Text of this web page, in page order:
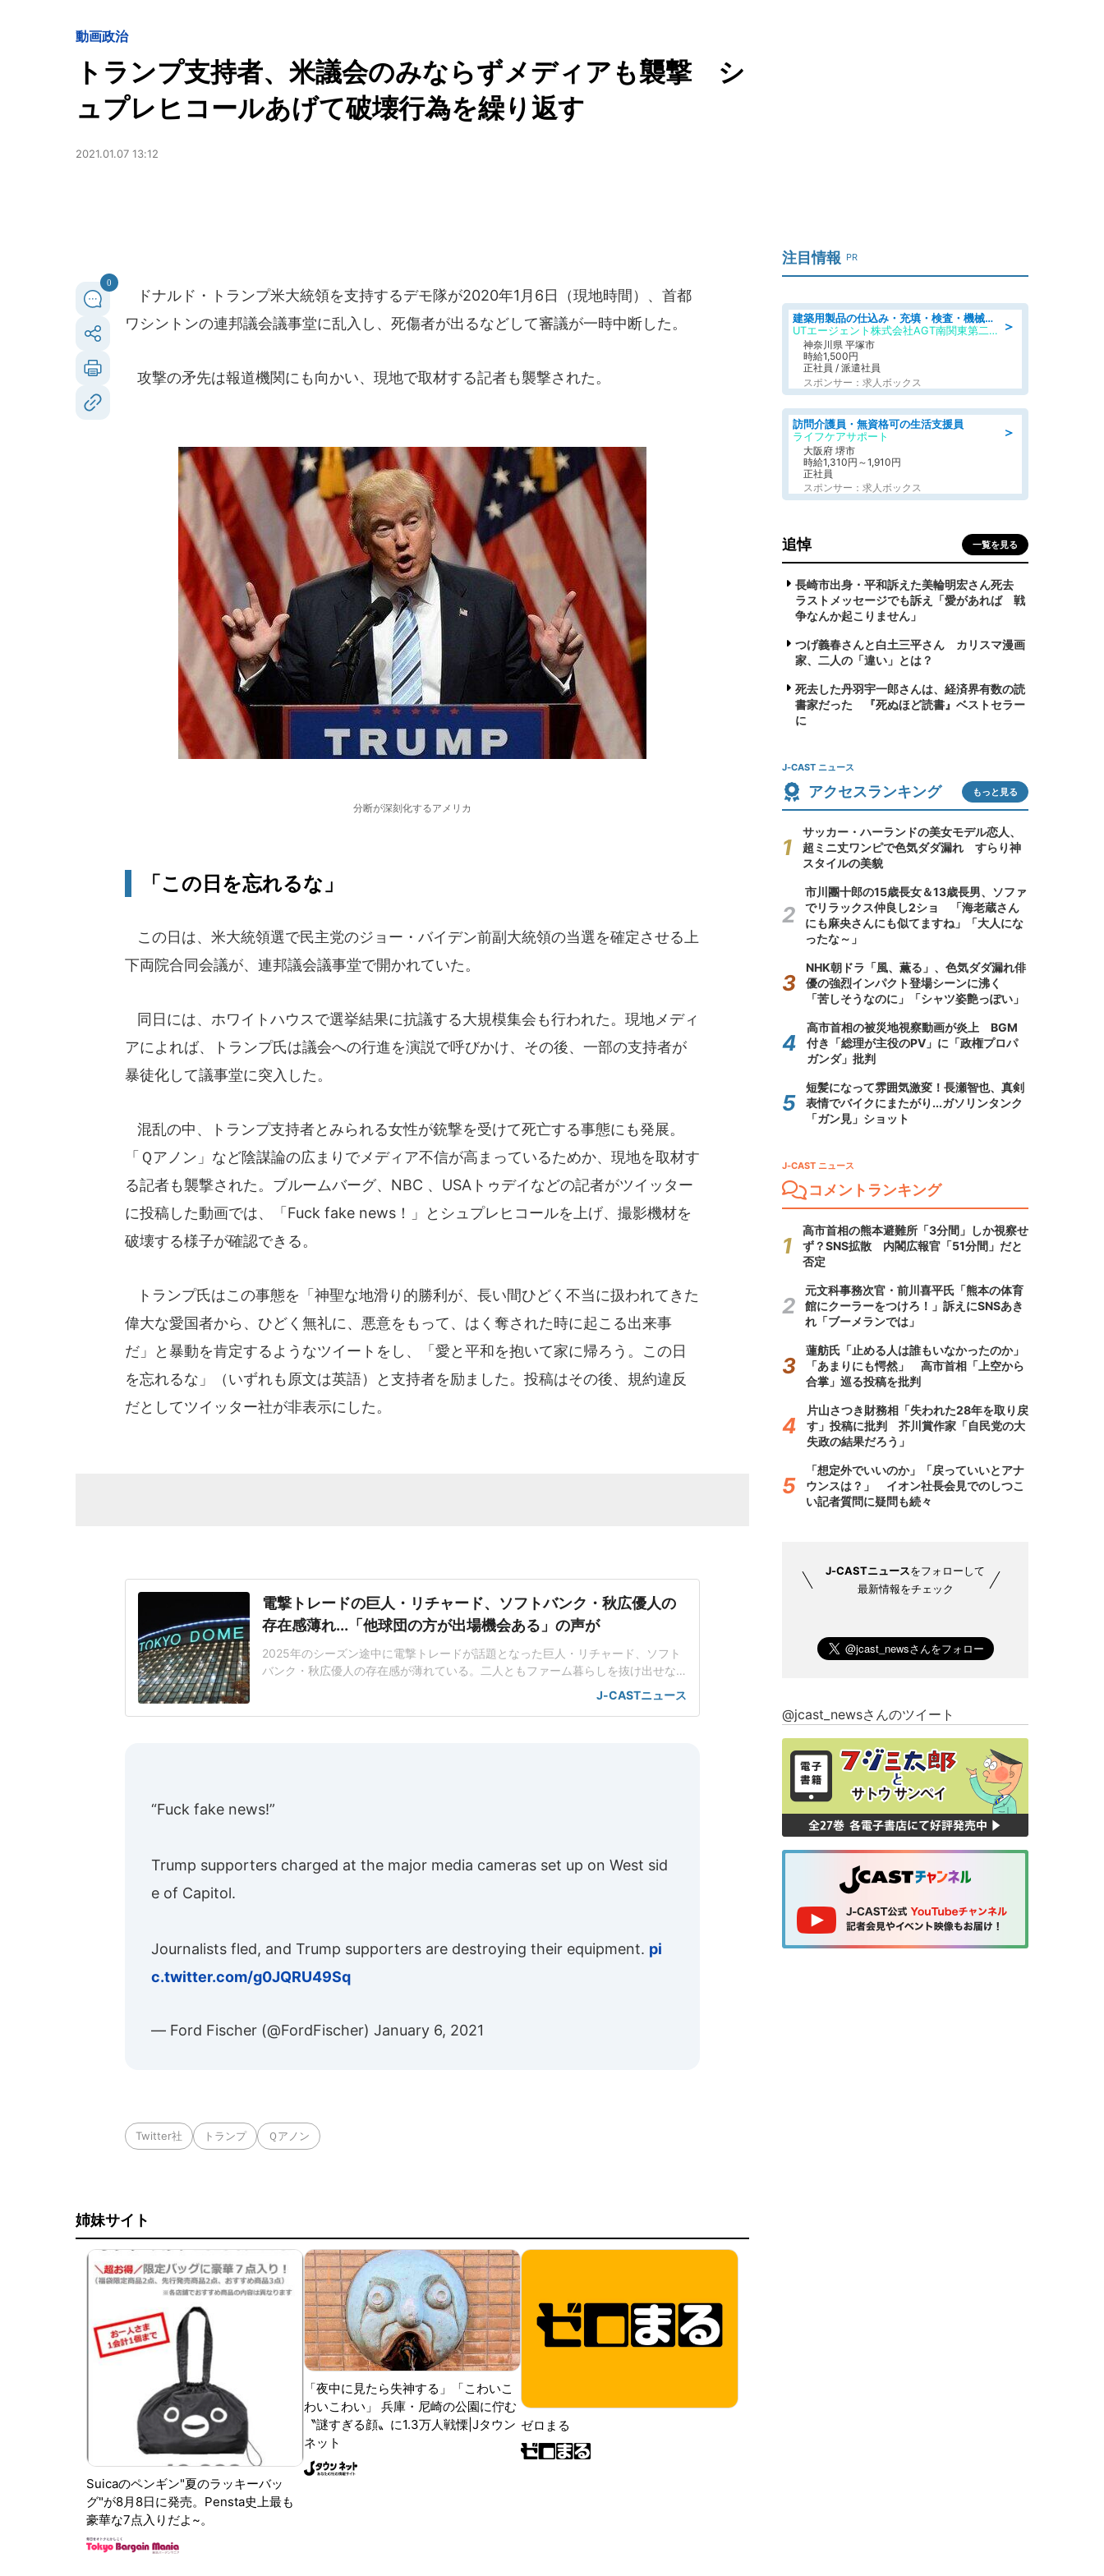
動画政治
トランプ支持者、米議会のみならずメディアも襲撃 シ
ュプレヒコールあげて破壊行為を繰り返す
2021.01.07 13:12
0
ドナルド・トランプ米大統領を支持するデモ隊が2020年1月6日（現地時間）、首都
ワシントンの連邦議会議事堂に乱入し、死傷者が出るなどして審議が一時中断した。
攻撃の矛先は報道機関にも向かい、現地で取材する記者も襲撃された。
分断が深刻化するアメリカ
「この日を忘れるな」
この日は、米大統領選で民主党のジョー・バイデン前副大統領の当選を確定させる上
下両院合同会議が、連邦議会議事堂で開かれていた。
同日には、ホワイトハウスで選挙結果に抗議する大規模集会も行われた。現地メディ
アによれば、トランプ氏は議会への行進を演説で呼びかけ、その後、一部の支持者が
暴徒化して議事堂に突入した。
混乱の中、トランプ支持者とみられる女性が銃撃を受けて死亡する事態にも発展。
「Ｑアノン」など陰謀論の広まりでメディア不信が高まっているためか、現地を取材す
る記者も襲撃された。ブルームバーグ、NBC 、USAトゥデイなどの記者がツイッター
に投稿した動画では、「Fuck fake news！」とシュプレヒコールを上げ、撮影機材を
破壊する様子が確認できる。
トランプ氏はこの事態を「神聖な地滑り的勝利が、長い間ひどく不当に扱われてきた
偉大な愛国者から、ひどく無礼に、悪意をもって、はく奪された時に起こる出来事
だ」と暴動を肯定するようなツイートをし、「愛と平和を抱いて家に帰ろう。この日
を忘れるな」（いずれも原文は英語）と支持者を励ました。投稿はその後、規約違反
だとしてツイッター社が非表示にした。
電撃トレードの巨人・リチャード、ソフトバンク・秋広優人の
存在感薄れ...「他球団の方が出場機会ある」の声が
2025年のシーズン途中に電撃トレードが話題となった巨人・リチャード、ソフト
バンク・秋広優人の存在感が薄れている。二人ともファーム暮らしを抜け出せな
いリチャードはソフトバンク在籍時にウエスタン・リーグで5年連続本塁打王に輝
いた長打力を評価され、秋広優人、大江竜聖と2対1のトレードで25年5月に巨人に
J-CASTニュース
“Fuck fake news!”
Trump supporters charged at the major media cameras set up on West sid
e of Capitol.
Journalists fled, and Trump supporters are destroying their equipment. pi
c.twitter.com/g0JQRU49Sq
— Ford Fischer (@FordFischer) January 6, 2021
Twitter社 トランプ Ｑアノン
姉妹サイト
Suicaのペンギン"夏のラッキーバッ
グ"が8月8日に発売。Pensta史上最も
豪華な7点入りだよ~。
「夜中に見たら失神する」「こわいこ
わいこわい」 兵庫・尼崎の公園に佇む
〝謎すぎる顔〟に1.3万人戦慄|Jタウン
ネット
ゼロまる
注目情報 PR
＞
建築用製品の仕込み・充填・検査・機械操作/寮完備/日払い/工場・製造
UTエージェント株式会社AGT南関東第二CU
神奈川県 平塚市
時給1,500円
正社員 / 派遣社員
スポンサー：求人ボックス
＞
訪問介護員・無資格可の生活支援員
ライフケアサポート
大阪府 堺市
時給1,310円～1,910円
正社員
スポンサー：求人ボックス
追悼 一覧を見る
長崎市出身・平和訴えた美輪明宏さん死去
ラストメッセージでも訴え「愛があれば 戦
争なんか起こりません」
つげ義春さんと白土三平さん カリスマ漫画
家、二人の「違い」とは？
死去した丹羽宇一郎さんは、経済界有数の読
書家だった 『死ぬほど読書』ベストセラー
に
J-CAST ニュース
アクセスランキング もっと見る
サッカー・ハーランドの美女モデル恋人、
超ミニ丈ワンピで色気ダダ漏れ すらり神
スタイルの美貌
市川團十郎の15歳長女＆13歳長男、ソファ
でリラックス仲良し2ショ 「海老蔵さん
にも麻央さんにも似てますね」「大人にな
ったな～」
NHK朝ドラ「風、薫る」、色気ダダ漏れ俳
優の強烈インパクト登場シーンに沸く
「苦しそうなのに」「シャツ姿艶っぽい」
高市首相の被災地視察動画が炎上 BGM
付き「総理が主役のPV」に「政権プロパ
ガンダ」批判
短髪になって雰囲気激変！長瀬智也、真剣
表情でバイクにまたがり...ガソリンタンク
「ガン見」ショット
J-CAST ニュース
コメントランキング
高市首相の熊本避難所「3分間」しか視察せ
ず？SNS拡散 内閣広報官「51分間」だと
否定
元文科事務次官・前川喜平氏「熊本の体育
館にクーラーをつけろ！」訴えにSNSあき
れ「ブーメランでは」
蓮舫氏「止める人は誰もいなかったのか」
「あまりにも愕然」 高市首相「上空から
合掌」巡る投稿を批判
片山さつき財務相「失われた28年を取り戻
す」投稿に批判 芥川賞作家「自民党の大
失政の結果だろう」
「想定外でいいのか」「戻っていいとアナ
ウンスは？」 イオン社長会見でのしつこ
い記者質問に疑問も続々
J-CASTニュースをフォローして
最新情報をチェック
@jcast_newsさんのツイート